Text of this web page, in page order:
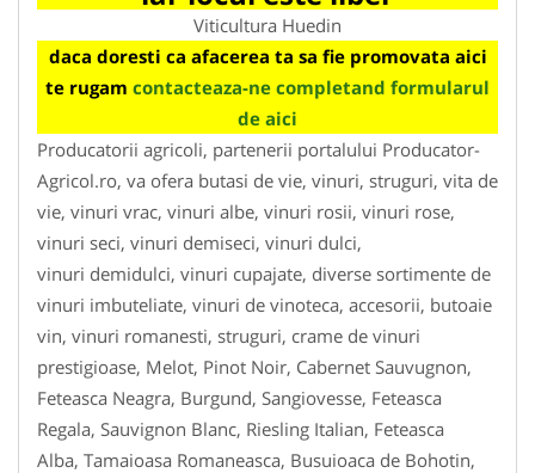
Viticultura Huedin
daca doresti ca afacerea ta sa fie promovata aici
te rugam contacteaza-ne completand formularul
de aici
Producatorii agricoli, partenerii portalului Producator-
Agricol.ro, va ofera butasi de vie, vinuri, struguri, vita de
vie, vinuri vrac, vinuri albe, vinuri rosii, vinuri rose,
vinuri seci, vinuri demiseci, vinuri dulci,
vinuri demidulci, vinuri cupajate, diverse sortimente de
vinuri imbuteliate, vinuri de vinoteca, accesorii, butoaie
vin, vinuri romanesti, struguri, crame de vinuri
prestigioase, Melot, Pinot Noir, Cabernet Sauvugnon,
Feteasca Neagra, Burgund, Sangiovesse, Feteasca
Regala, Sauvignon Blanc, Riesling Italian, Feteasca
Alba, Tamaioasa Romaneasca, Busuioaca de Bohotin,